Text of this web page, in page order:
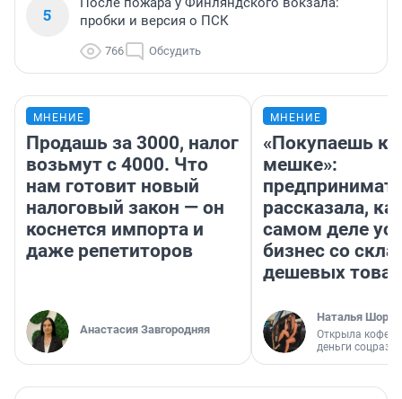
5
пробки и версия о ПСК
766 Обсудить
МНЕНИЕ
Продашь за 3000, налог
возьмут с 4000. Что
нам готовит новый
налоговый закон — он
коснется импорта и
даже репетиторов
Анастасия Завгородняя
МНЕНИЕ
«Покупаешь
мешке»:
рассказала,
самом деле
бизнес со
дешевых
Наталья
Открыла
деньги